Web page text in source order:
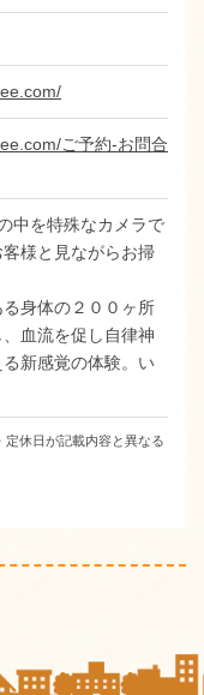
ご予約-お問合
中を特殊なカメラで
様と見ながらお掃
身体の２００ヶ所
血流を促し自律神
新感覚の体験。い
定休日が記載内容と異なる